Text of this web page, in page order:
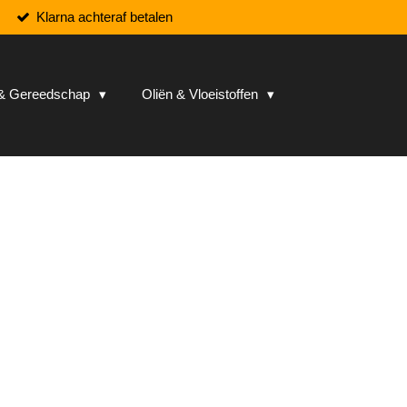
Klarna achteraf betalen
Gereedschap Oliën & Vloeistoffen